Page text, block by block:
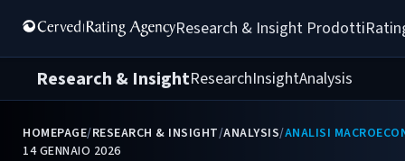
Research & Insight Prodotti
Research & InsightResearchInsightAnalysis
HOMEPAGE/RESEARCH & INSIGHT/ANALYSIS/ANALISI
14 GENNAIO 2026